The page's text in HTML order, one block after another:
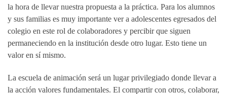
la hora de llevar nuestra propuesta a la práctica. Para los alumnos
y sus familias es muy importante ver a adolescentes egresados del
colegio en este rol de colaboradores y percibir que siguen
permaneciendo en la institución desde otro lugar. Esto tiene un
valor en sí mismo.
La escuela de animación será un lugar privilegiado donde llevar a
la acción valores fundamentales. El compartir con otros, colaborar,